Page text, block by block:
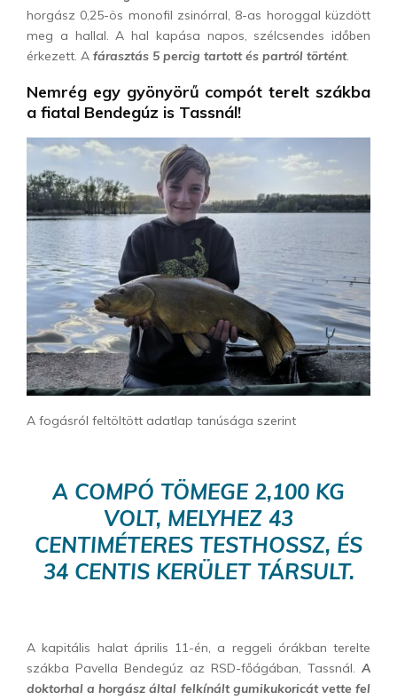
horgász 0,25-ös monofil zsinórral, 8-as horoggal küzdött
meg a hallal. A hal kapása napos, szélcsendes időben
érkezett. A fárasztás 5 percig tartott és partról történt.
Nemrég egy gyönyörű compót terelt szákba
a fiatal Bendegúz is Tassnál!
A fogásról feltöltött adatlap tanúsága szerint
A COMPÓ TÖMEGE 2,100 KG
VOLT, MELYHEZ 43
CENTIMÉTERES TESTHOSSZ, ÉS
34 CENTIS KERÜLET TÁRSULT.
A kapitális halat április 11-én, a reggeli órákban terelte
szákba Pavella Bendegúz az RSD-főágában, Tassnál. A
doktorhal a horgász által felkínált gumikukoricát vette fel